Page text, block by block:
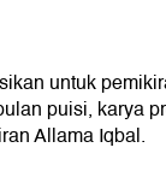
untuk
puisi, karya
Allama Iqbal.